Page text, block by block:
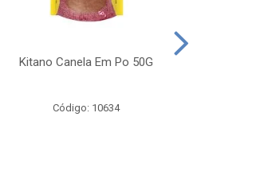
Kitano Canela Em Po 50G
Código: 10634